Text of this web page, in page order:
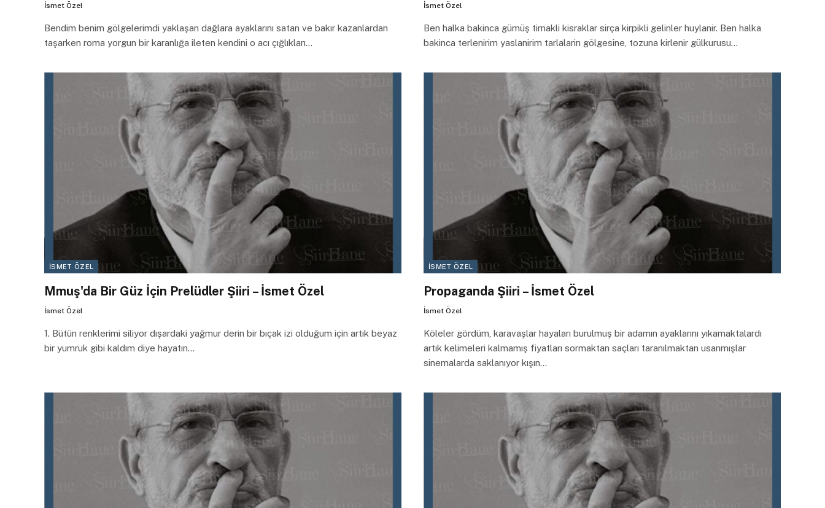
İsmet Özel
Bendim benim gölgelerimdi yaklaşan dağlara ayaklarını satan ve bakır kazanlardan
taşarken roma yorgun bir karanlığa ileten kendini o acı çığlıkları…
İsmet Özel
Ben halka bakinca gümüş tirnakli kisraklar sirça kirpikli gelinler huylanir. Ben halka
bakinca terlenirim yaslanirim tarlalarin gölgesine, tozuna kirlenir gülkurusu…
İSMET ÖZEL
Mmuş'da Bir Güz İçin Prelüdler Şiiri – İsmet Özel
İsmet Özel
1. Bütün renklerimi siliyor dışardaki yağmur derin bir bıçak izi olduğum için artık beyaz
bir yumruk gibi kaldım diye hayatın…
İSMET ÖZEL
Propaganda Şiiri – İsmet Özel
İsmet Özel
Köleler gördüm, karavaşlar hayaları burulmuş bir adamın ayaklarını yıkamaktalardı
artık kelimeleri kalmamış fiyatları sormaktan saçları taranılmaktan usanmışlar
sinemalarda saklanıyor kışın…